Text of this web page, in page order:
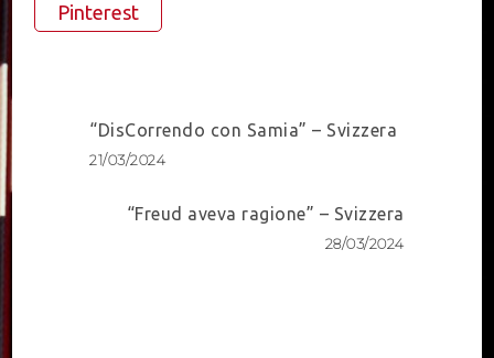
Pinterest
Post
Navigation
“DisCorrendo con Samia” – Svizzera
21/03/2024
“Freud aveva ragione” – Svizzera
28/03/2024